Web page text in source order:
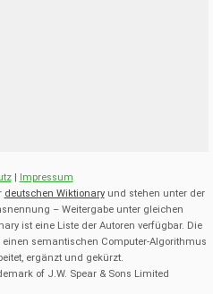
| Impressum
deutschen Wiktionaryund stehen unter der
– Weitergabe unter gleichen
ist eine Liste der Autoren verfügbar. Die
semantischen Computer-Algorithmus
ergänzt und gekürzt.
of J.W. Spear & Sons Limited